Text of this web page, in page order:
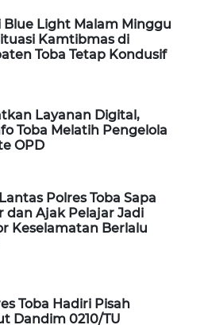
Blue Light Malam Minggu
Kamtibmas di
Toba Tetap Kondusif
Layanan Digital,
Toba Melatih Pengelola
OPD
Polres Toba Sapa
dan Ajak Pelajar Jadi
Keselamatan Berlalu
Toba Hadiri Pisah
Dandim 0210/TU